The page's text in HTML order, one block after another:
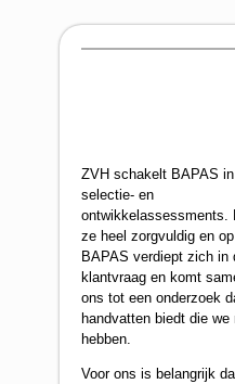
ZVH schakelt BAPAS
selectie- en
ontwikkelassessments.
ze heel zorgvuldig en op
BAPAS verdiept zich in
klantvraag en komt
ons tot een onderzoek
handvatten biedt die we
hebben.
Voor ons is belangrijk